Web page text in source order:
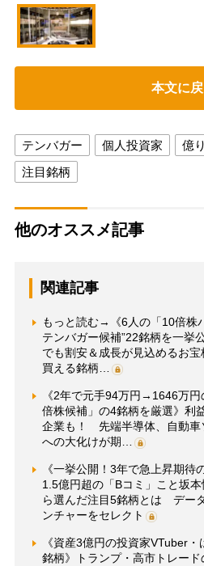
本文に
テンバガー 個人投資家 億
注目銘柄
他のオススメ記事
関連記事
もっと読む→《6人の「10倍株
テンバガー候補”22銘柄を一挙
でも割安＆成長が見込めるお
買える銘柄…
《2年で元手94万円→1646万
倍株候補」の4銘柄を厳選》利
企業も！ 先端半導体、自動車
への大化けが期…
《一挙公開！3年で急上昇期待
1.5億円超の「Bコミ」こと坂
ら選んだ注目5銘柄とは デー
ンチャーをセレクト
《資産3億円の投資家VTuber
銘柄》トランプ・高市トレー